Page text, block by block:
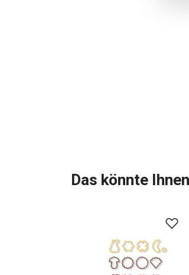
Das könnte